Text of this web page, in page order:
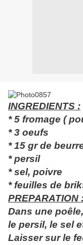
INGREDIENTS :
* 5 fromage (
* 3 oeufs
* 15 gr de
* persil
* sel, poivre
* feuilles de
PREPARATION
Dans une
le persil, le sel
Laisser sur le